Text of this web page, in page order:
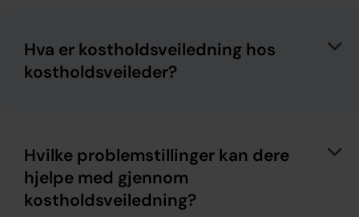
Hva er kostholdsveiledning hos
kostholdsveileder?
Hvilke problemstillinger kan dere
hjelpe med gjennom
kostholdsveiledning?